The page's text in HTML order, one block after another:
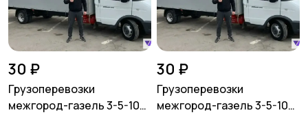
30 ₽
Грузоперевозки
межгород-газель 3-5-10
30 ₽
Грузоперевозки
межгород-газель 3-5-10